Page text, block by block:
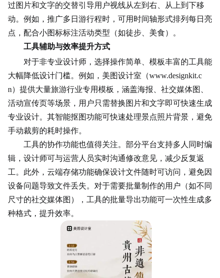
过图片和文字的交替引导用户视线从左到右、从上到下移
动。例如，推广多日游行程时，可用时间轴形式排列每日亮
点，配合小图标标注活动类型（如徒步、美食）。
工具辅助与效率提升方式
对于非专业设计师，选择操作简单、模板丰富的工具能
大幅降低设计门槛。例如，美图设计室（www.designkit.c
n）提供大量旅游行业专用模板，涵盖海报、社交媒体图、
活动宣传页等场景，用户只需替换图片和文字即可快速生成
专业设计。其智能抠图功能可快速处理景点照片背景，避免
手动裁剪的耗时操作。
工具的协作功能也值得关注。部分平台支持多人同时编
辑，设计师可与运营人员实时沟通修改意见，减少反复返
工。此外，云端存储功能确保设计文件随时可访问，避免因
设备问题导致文件丢失。对于需要批量制作的用户（如不同
尺寸的社交媒体图），工具的批量导出功能可一次性生成多
种格式，提升效率。